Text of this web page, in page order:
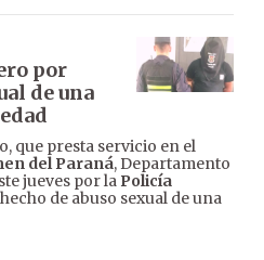
por
de una
que presta servicio en el
del Paraná, Departamento
jueves por la Policía
de abuso sexual de una